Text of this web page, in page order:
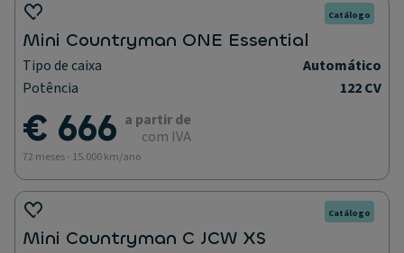
Catálogo
Mini Countryman ONE Essential
Tipo de caixa
Automático
Potência
122 CV
€ 666 a partir de
com IVA
72 meses - 15.000 km/ano
Catálogo
Mini Countryman C JCW XS